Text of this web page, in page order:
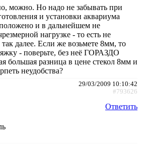
можно. Но надо не забывать при
и установки аквариума
положено и в дальнейшем не
нагрузке - то есть не
далее. Если же возьмете 8мм, то
- поверьте, без неё ГОРАЗДО
большая разница в цене стекол 8мм и
неудобства?
29/03/2009 10:10:42
#793626
Ответить